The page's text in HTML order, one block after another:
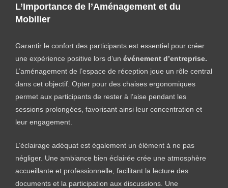
L’Importance de l’Aménagement et du
Mobilier
Garantir le confort des participants est essentiel pour créer
une expérience positive lors d’un événement d’entreprise.
L’aménagement de l’espace de réception joue un rôle central
dans cet objectif. Opter pour des chaises ergonomiques
permet aux participants de rester à l’aise pendant les
sessions prolongées, favorisant ainsi leur concentration et
leur engagement.
L’éclairage adéquat est également un élément à ne pas
négliger. Une ambiance bien éclairée crée une atmosphère
accueillante et professionnelle, facilitant la lecture des
documents et la participation aux discussions. Une